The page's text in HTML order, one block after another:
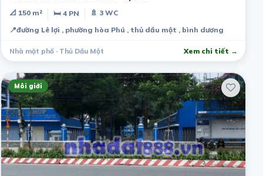
📐 150 m² 🛏 4 PN
🚿 3 WC
📍đường Lê lợi , phường hòa Phú , thủ dầu một , bình dương
Nhà mặt phố · Thủ Dầu Một Xem chi tiết →
Môi giới